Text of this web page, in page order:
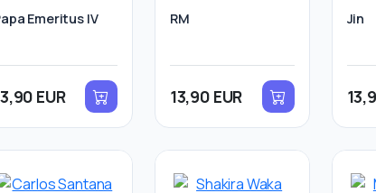
Emeritus IV
EUR
RM
13,90 EUR
Jin